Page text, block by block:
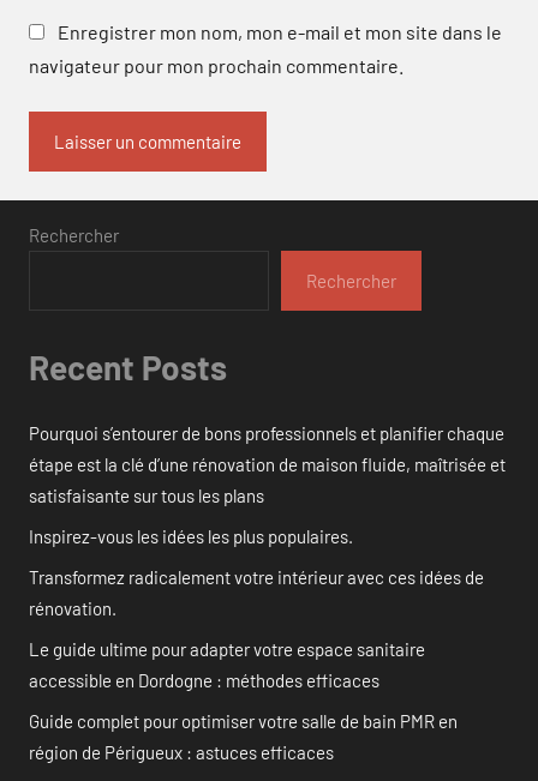
Enregistrer mon nom, mon e-mail et mon site dans le
navigateur pour mon prochain commentaire.
Rechercher
Rechercher
Recent Posts
Pourquoi s’entourer de bons professionnels et planifier chaque
étape est la clé d’une rénovation de maison fluide, maîtrisée et
satisfaisante sur tous les plans
Inspirez-vous les idées les plus populaires.
Transformez radicalement votre intérieur avec ces idées de
rénovation.
Le guide ultime pour adapter votre espace sanitaire
accessible en Dordogne : méthodes efficaces
Guide complet pour optimiser votre salle de bain PMR en
région de Périgueux : astuces efficaces